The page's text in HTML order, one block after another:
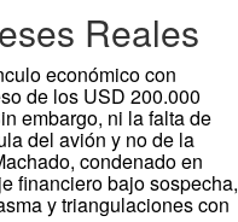
Reales
económico con
de los USD 200.000
embargo, ni la falta de
del avión y no de la
condenado en
financiero bajo sospecha,
y triangulaciones con